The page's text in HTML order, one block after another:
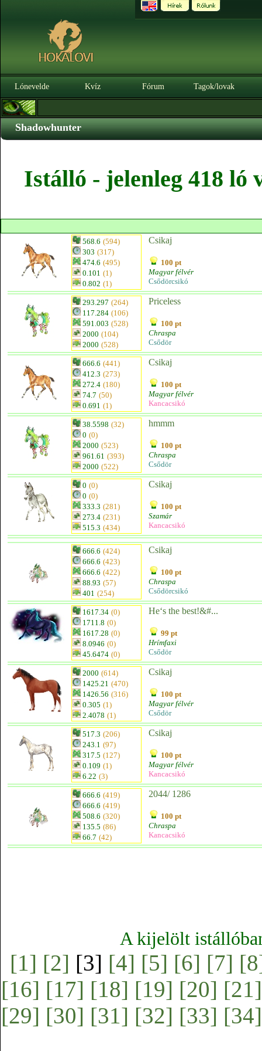
Lónevelde Kvíz Fórum Tagok/lovak
Shadowhunter
Istálló - jelenleg 418 ló
568.6 (594)
303 (317)
474.6 (495)
0.101 (1)
0.802 (1)
Csikaj
100 pt
Magyar félvér
Csődörcsikó
293.297 (264)
117.284 (106)
591.003 (528)
2000 (104)
2000 (528)
Priceless
100 pt
Chraspa
Csődör
666.6 (441)
412.3 (273)
272.4 (180)
74.7 (50)
0.691 (1)
Csikaj
100 pt
Magyar félvér
Kancacsikó
38.5598 (32)
0 (0)
2000 (523)
961.61 (393)
2000 (522)
hmmm
100 pt
Chraspa
Csődör
0 (0)
0 (0)
333.3 (281)
273.4 (231)
515.3 (434)
Csikaj
100 pt
Szamár
Kancacsikó
666.6 (424)
666.6 (423)
666.6 (422)
88.93 (57)
401 (254)
Csikaj
100 pt
Chraspa
Csődörcsikó
1617.34 (0)
1711.8 (0)
1617.28 (0)
8.0946 (0)
45.6474 (0)
He‘s the best!&#...
99 pt
Hrímfaxi
Csődör
2000 (614)
1425.21 (470)
1426.56 (316)
0.305 (1)
2.4078 (1)
Csikaj
100 pt
Magyar félvér
Csődör
517.3 (206)
243.1 (97)
317.5 (127)
0.109 (1)
6.22 (3)
Csikaj
100 pt
Magyar félvér
Kancacsikó
666.6 (419)
666.6 (419)
508.6 (320)
135.5 (86)
66.7 (42)
2044/ 1286
100 pt
Chraspa
Kancacsikó
A kijelölt
[1] [2] [3] [4] [5] [6] [7]
[16] [17] [18] [19] [20] [21]
[29] [30] [31] [32] [33] [34]